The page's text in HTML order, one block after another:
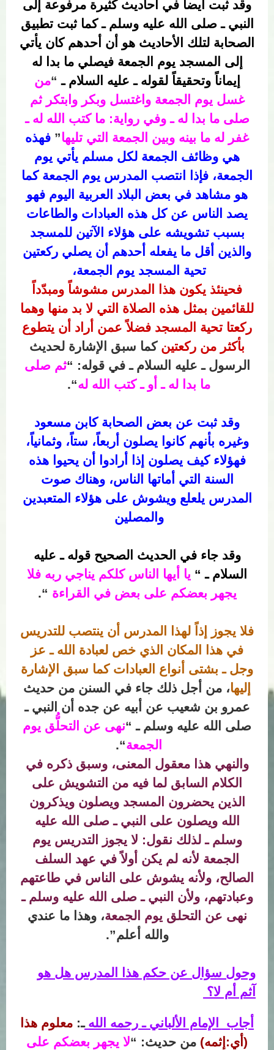
وقد ثبت أيضاً في أحاديث كثيرة مرفوعة إلى
النبي ـ صلى الله عليه وسلم ـ كما ثبت تطبيق
الصحابة لتلك الأحاديث هو أن أحدهم كان يأتي
إلى المسجد يوم الجمعة فيصلي ما بدا له
إيماناً وتحقيقاً لقوله ـ عليه السلام ـ “من
غسل يوم الجمعة واغتسل وبكر وابتكر ثم
صلى ما بدا له ـ وفي رواية: ما كتب الله له ـ
غفر له ما بينه وبين الجمعة التي تليها” فهذه
هي وظائف الجمعة لكل مسلم يأتي يوم
الجمعة، فإذا انتصب المدرس يوم الجمعة كما
هو مشاهد في بعض البلاد العربية اليوم فهو
يصد الناس عن كل هذه العبادات والطاعات
بسبب تشويشه على هؤلاء الآتين للمسجد
والذين أقل ما يفعله أحدهم أن يصلي ركعتين
تحية المسجد يوم الجمعة،
فحينئذ يكون هذا المدرس مشوشاً ومبدّداً
للقائمين بمثل هذه الصلاة التي لا بد منها وهما
ركعتا تحية المسجد فضلاً عمن أراد أن يتطوع
بأكثر من ركعتين كما سبق الإشارة لحديث
الرسول ـ عليه السلام ـ في قوله: “ثم صلى
ما بدا له ـ أو ـ كتب الله له“.
وقد ثبت عن بعض الصحابة كابن مسعود
وغيره بأنهم كانوا يصلون أربعاً، ستاً، وثمانياً،
فهؤلاء كيف يصلون إذا أرادوا أن يحيوا هذه
السنة التي أماتها الناس، وهناك صوت
المدرس يلعلع ويشوش على هؤلاء المتعبدين
والمصلين
وقد جاء في الحديث الصحيح قوله ـ عليه
السلام ـ “ يا أيها الناس كلكم يناجي ربه فلا
يجهر بعضكم على بعض في القراءة “.
فلا يجوز إذاً لهذا المدرس أن ينتصب للتدريس
في هذا المكان الذي خص لعبادة الله ـ عز
وجل ـ بشتى أنواع العبادات كما سبق الإشارة
إليها، من أجل ذلك جاء في السنن من حديث
عمرو بن شعيب عن أبيه عن جده أن النبي ـ
صلى الله عليه وسلم ـ “نهى عن التحلُّق يوم
الجمعة“.
والنهي هذا معقول المعنى، وسبق ذكره في
الكلام السابق لما فيه من التشويش على
الذين يحضرون المسجد ويصلون ويذكرون
الله ويصلون على النبي ـ صلى الله عليه
وسلم ـ لذلك نقول: لا يجوز التدريس يوم
الجمعة لأنه لم يكن أولاً في عهد السلف
الصالح، ولأنه يشوش على الناس في طاعتهم
وعبادتهم، ولأن النبي ـ صلى الله عليه وسلم ـ
نهى عن التحلق يوم الجمعة، وهذا ما عندي
والله أعلم”.
وحول سؤال عن حكم هذا المدرس هل هو
آثم أم لا؟
أجاب الإمام الألباني ـ رحمه اللهـ: معلوم هذا
(أي:إثمه) من حديث: “لا يجهر بعضكم على